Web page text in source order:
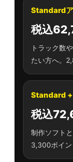
Standardア
税込
トラック数
たい方へ。
Standard +
税込
制作ソフト
3,300ポイン